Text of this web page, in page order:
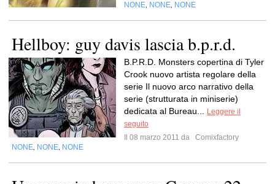
NONE NONE NONE
Hellboy: guy davis lascia b.p.r.d.
B.P.R.D. Monsters copertina di Tyler
Crook nuovo artista regolare della
serie Il nuovo arco narrativo della
serie (strutturata in miniserie)
dedicata al Bureau...
Leggere il
seguito
Il 08 marzo 2011 da
Comixfactory
NONE NONE NONE